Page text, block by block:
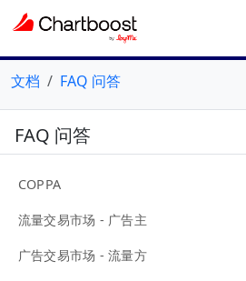
文档 FAQ 问答
FAQ 问答
COPPA
流量交易市场 - 广告主
广告交易市场 - 流量方